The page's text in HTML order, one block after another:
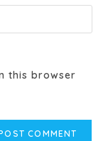
this browser